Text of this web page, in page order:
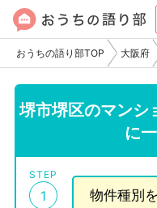
おうちの語り部TOP 大阪府
堺市堺区のマンシ
に
STEP
1